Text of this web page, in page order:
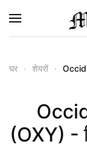
Skip to main
घर शेयरों
(OXY) -